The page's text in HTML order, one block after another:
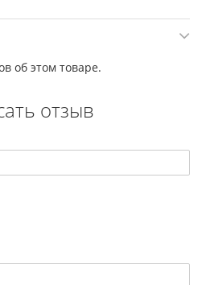
об этом товаре.
отзыв